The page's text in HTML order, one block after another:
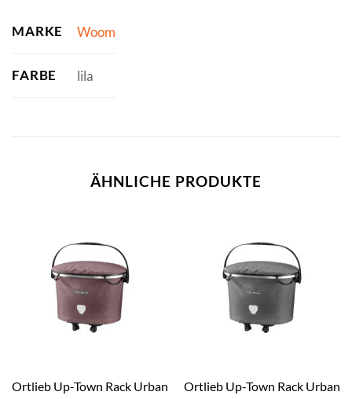
MARKE Woom
FARBE lila
ÄHNLICHE PRODUKTE
Ortlieb Up-Town Rack Urban
Ortlieb Up-Town Rack Urban